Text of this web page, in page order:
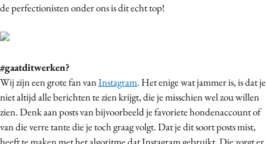
de perfectionisten onder ons is dit echt top!
#gaatditwerken?
Wij zijn een grote fan vanInstagram. Het enige wat jammer is, is dat je
niet altijd alle berichten te zien krijgt, die je misschien wel zou willen
zien. Denk aan posts van bijvoorbeeld je favoriete hondenaccount of
van die verre tante die je toch graag volgt. Dat je dit soort posts mist,